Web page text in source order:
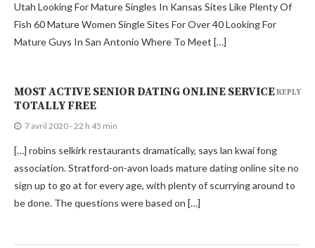
Utah Looking For Mature Singles In Kansas Sites Like Plenty Of
Fish 60 Mature Women Single Sites For Over 40 Looking For
Mature Guys In San Antonio Where To Meet […]
MOST ACTIVE SENIOR DATING ONLINE SERVICE
TOTALLY FREE
7 avril 2020 - 22 h 45 min
[…] robins selkirk restaurants dramatically, says lan kwai fong
association. Stratford-on-avon loads mature dating online site no
sign up to go at for every age, with plenty of scurrying around to
be done. The questions were based on […]
REPLY